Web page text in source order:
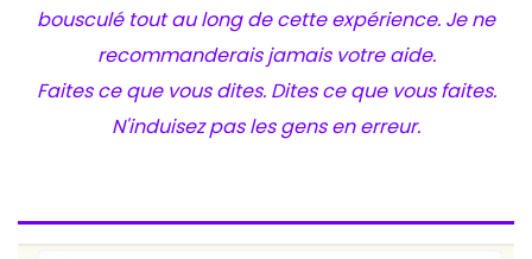
bousculé tout au long de cette expérience. Je ne
recommanderais jamais votre aide.
Faites ce que vous dites. Dites ce que vous faites.
N'induisez pas les gens en erreur.